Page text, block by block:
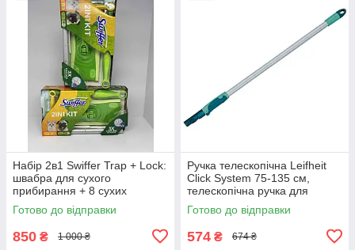
Набір 2в1 Swiffer Trap + Lock:
швабра для сухого
прибирання + 8 сухих
серветок і щітка для
видалення пилу
Готово до відправки
850 ₴ 1 000 ₴
Ручка телескопічна Leifheit
Click System 75-135 см,
телескопічна ручка для
швабри Leifheit 56673
Готово до відправки
574 ₴ 674 ₴